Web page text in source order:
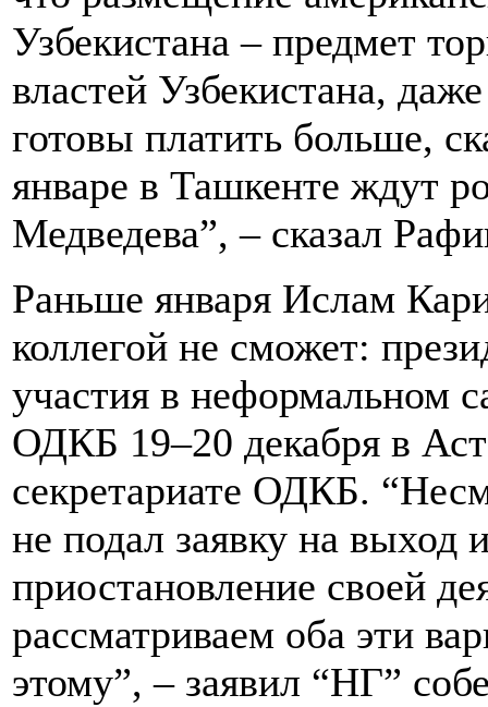
Узбекистана – предмет
властей Узбекистана,
готовы платить больше,
январе в Ташкенте ждут
Медведева”, – сказал
Раньше января Ислам
коллегой не сможет:
участия в неформальном
ОДКБ 19–20 декабря в
секретариате ОДКБ.
не подал заявку на
приостановление своей
рассматриваем оба эти
этому”, – заявил “НГ”